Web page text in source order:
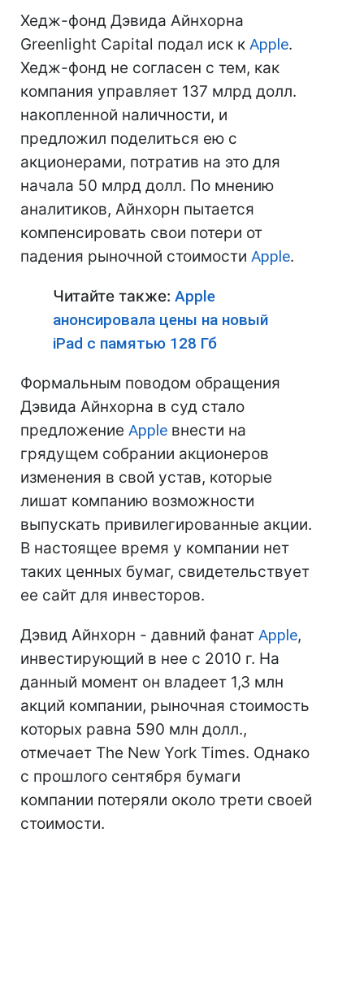
Хедж-фонд Дэвида Айнхорна
Greenlight Capital подал иск к Apple.
Хедж-фонд не согласен с тем, как
компания управляет 137 млрд долл.
накопленной наличности, и
предложил поделиться ею с
акционерами, потратив на это для
начала 50 млрд долл. По мнению
аналитиков, Айнхорн пытается
компенсировать свои потери от
падения рыночной стоимости Apple.
Читайте также: Apple
анонсировала цены на новый
iPad с памятью 128 Гб
Формальным поводом обращения
Дэвида Айнхорна в суд стало
предложение Apple внести на
грядущем собрании акционеров
изменения в свой устав, которые
лишат компанию возможности
выпускать привилегированные акции.
В настоящее время у компании нет
таких ценных бумаг, свидетельствует
ее сайт для инвесторов.
Дэвид Айнхорн - давний фанат Apple,
инвестирующий в нее с 2010 г. На
данный момент он владеет 1,3 млн
акций компании, рыночная стоимость
которых равна 590 млн долл.,
отмечает The New York Times. Однако
с прошлого сентября бумаги
компании потеряли около трети своей
стоимости.